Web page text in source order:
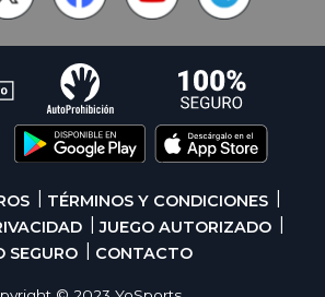
TÉRMINOS Y CONDICIONES
JUEGO AUTORIZADO
SEGURO
CONTACTO